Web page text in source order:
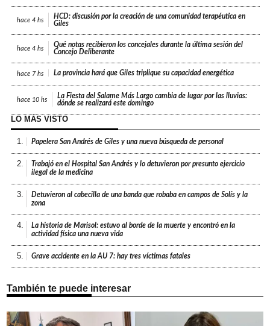
hace 4 hs
HCD: discusión por la creación de una comunidad terapéutica en
Giles
hace 4 hs
Qué notas recibieron los concejales durante la última sesión del
Concejo Deliberante
hace 7 hs La provincia hará que Giles triplique su capacidad energética
hace 10 hs
La Fiesta del Salame Más Largo cambia de lugar por las lluvias:
dónde se realizará este domingo
LO MÁS VISTO
1. Papelera San Andrés de Giles y una nueva búsqueda de personal
2.
Trabajó en el Hospital San Andrés y lo detuvieron por presunto ejercicio
ilegal de la medicina
3.
Detuvieron al cabecilla de una banda que robaba en campos de Solís y la
zona
4.
La historia de Marisol: estuvo al borde de la muerte y encontró en la
actividad física una nueva vida
5. Grave accidente en la AU 7: hay tres víctimas fatales
También te puede interesar